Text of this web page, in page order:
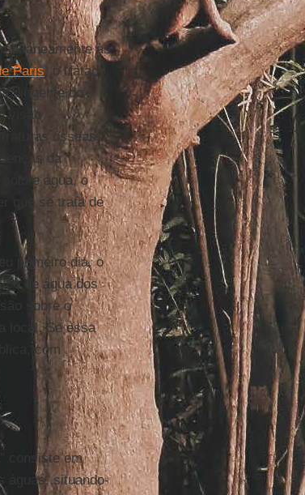
às
Paris , o tratado
dirigente do
visão
ósseas,
da
e água, o
que se trata de
primeiro dia, o
de água dos
sobre o
local. Se essa
com
consiste em
águas, situando-